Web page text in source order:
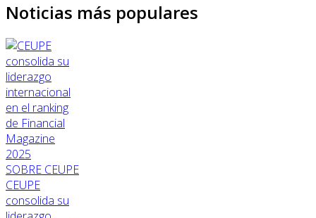
Noticias más populares
SOBRE CEUPE
CEUPE
consolida su